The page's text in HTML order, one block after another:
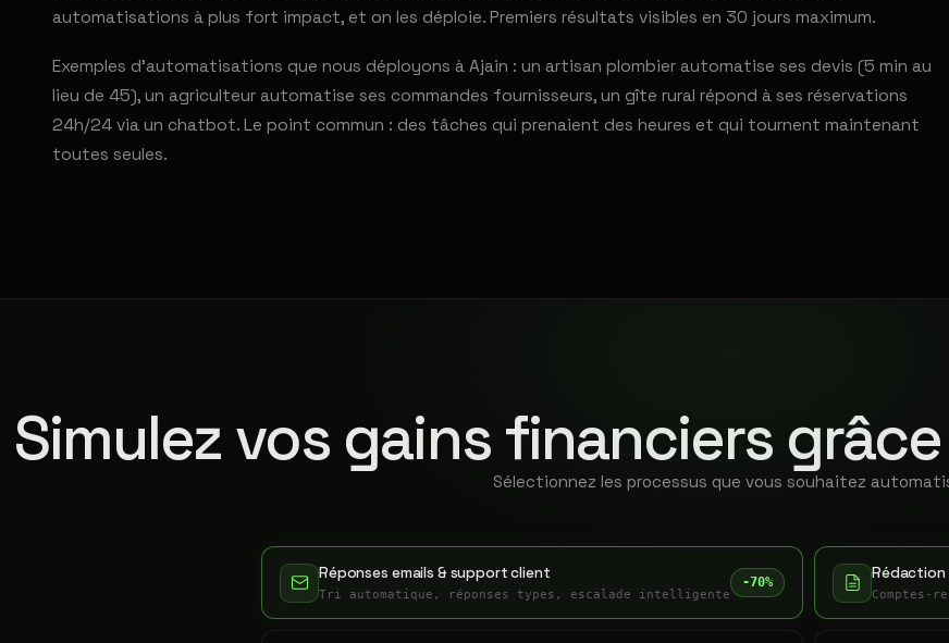
automatisations à plus fort impact, et on les déploie. Premiers résultats visibles en 30 jours maximum.
Exemples d'automatisations que nous déployons à Ajain : un artisan plombier automatise ses devis (5 min au
lieu de 45), un agriculteur automatise ses commandes fournisseurs, un gîte rural répond à ses réservations
24h/24 via un chatbot. Le point commun : des tâches qui prenaient des heures et qui tournent maintenant
toutes seules.
Simulez vos gains financiers
Sélectionnez les processus que vous souhaitez
Réponses emails & support client
Tri automatique, réponses types, escalade intelligente
-70% Rédaction